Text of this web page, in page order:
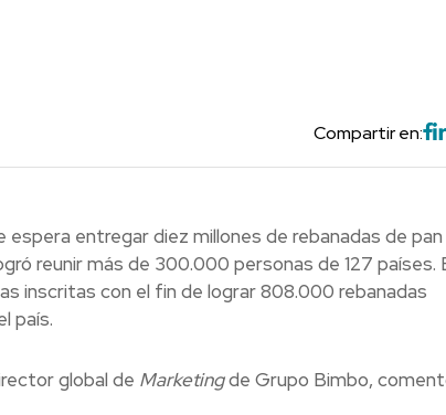
Compartir en:
espera entregar diez millones de rebanadas de pan
reunir más de 300.000 personas de 127 países.
inscritas con el fin de lograr 808.000 rebanadas
país.
global de Marketingde Grupo Bimbo,